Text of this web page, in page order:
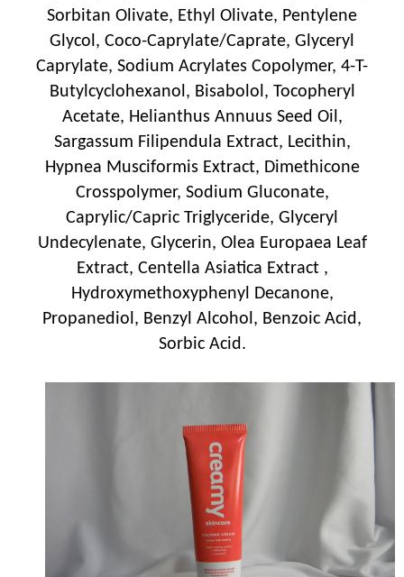
Sorbitan Olivate, Ethyl Olivate, Pentylene
Glycol, Coco-Caprylate/Caprate, Glyceryl
Caprylate, Sodium Acrylates Copolymer, 4-T-
Butylcyclohexanol, Bisabolol, Tocopheryl
Acetate, Helianthus Annuus Seed Oil,
Sargassum Filipendula Extract, Lecithin,
Hypnea Musciformis Extract, Dimethicone
Crosspolymer, Sodium Gluconate,
Caprylic/Capric Triglyceride, Glyceryl
Undecylenate, Glycerin, Olea Europaea Leaf
Extract, Centella Asiatica Extract ,
Hydroxymethoxyphenyl Decanone,
Propanediol, Benzyl Alcohol, Benzoic Acid,
Sorbic Acid.